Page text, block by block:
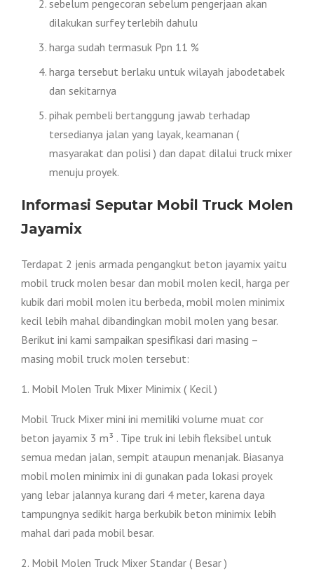
sebelum pengecoran sebelum pengerjaan akan
dilakukan surfey terlebih dahulu
harga sudah termasuk Ppn 11 %
harga tersebut berlaku untuk wilayah jabodetabek
dan sekitarnya
pihak pembeli bertanggung jawab terhadap
tersedianya jalan yang layak, keamanan (
masyarakat dan polisi ) dan dapat dilalui truck mixer
menuju proyek.
Informasi Seputar Mobil Truck Molen
Jayamix
Terdapat 2 jenis armada pengangkut beton jayamix yaitu
mobil truck molen besar dan mobil molen kecil, harga per
kubik dari mobil molen itu berbeda, mobil molen minimix
kecil lebih mahal dibandingkan mobil molen yang besar.
Berikut ini kami sampaikan spesifikasi dari masing –
masing mobil truck molen tersebut:
1. Mobil Molen Truk Mixer Minimix ( Kecil )
Mobil Truck Mixer mini ini memiliki volume muat cor
beton jayamix 3 m³ . Tipe truk ini lebih fleksibel untuk
semua medan jalan, sempit ataupun menanjak. Biasanya
mobil molen minimix ini di gunakan pada lokasi proyek
yang lebar jalannya kurang dari 4 meter, karena daya
tampungnya sedikit harga berkubik beton minimix lebih
mahal dari pada mobil besar.
2. Mobil Molen Truck Mixer Standar ( Besar )